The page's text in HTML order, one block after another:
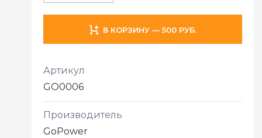
В КОРЗИНУ — 500 РУБ.
Артикул
GO0006
Производитель
GoPower